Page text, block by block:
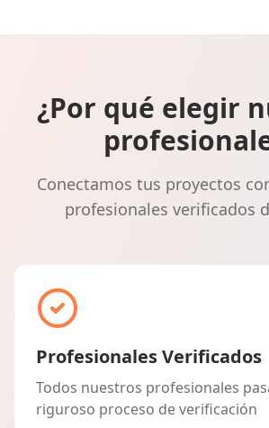
¿Por qué elegir
Conectamos tus proyectos
profesionales verificados
Profesionales Verificados
Todos nuestros profesionales
riguroso proceso de verificación